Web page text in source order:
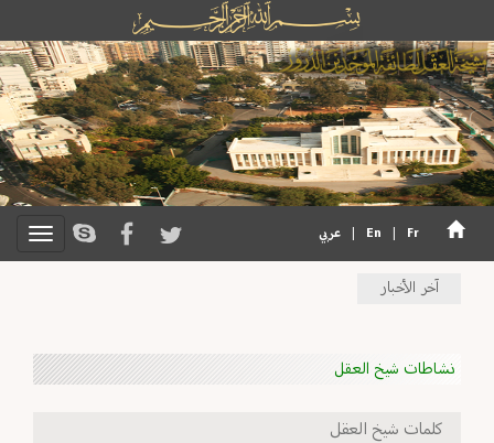
En Fr عربي
آخر الأخبار
نشاطات شيخ العقل
كلمات شيخ العقل